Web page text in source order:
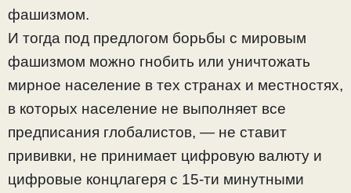
фашизмом.
И тогда под предлогом борьбы с мировым
фашизмом можно гнобить или уничтожать
мирное население в тех странах и местностях,
в которых население не выполняет все
предписания глобалистов, — не ставит
прививки, не принимает цифровую валюту и
цифровые концлагеря с 15-ти минутными